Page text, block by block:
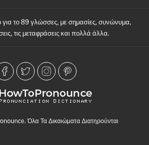
για το 89 γλώσσες, με σημασίες, συνώνυμα,
τις μεταφράσεις και πολλά άλλα.
Όλα Τα Δικαιώματα Διατηρούνται